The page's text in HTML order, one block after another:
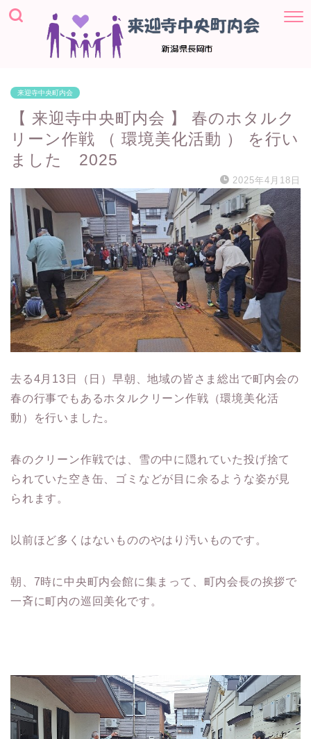
来迎寺中央町内会
【 来迎寺中央町内会 】 春のホタルク
リーン作戦 （ 環境美化活動 ） を行い
ました 2025
2025年4月18日
去る4月13日（日）早朝、地域の皆さま総出で町内会の
春の行事でもあるホタルクリーン作戦（環境美化活
動）を行いました。
春のクリーン作戦では、雪の中に隠れていた投げ捨て
られていた空き缶、ゴミなどが目に余るような姿が見
られます。
以前ほど多くはないもののやはり汚いものです。
朝、7時に中央町内会館に集まって、町内会長の挨拶で
一斉に町内の巡回美化です。